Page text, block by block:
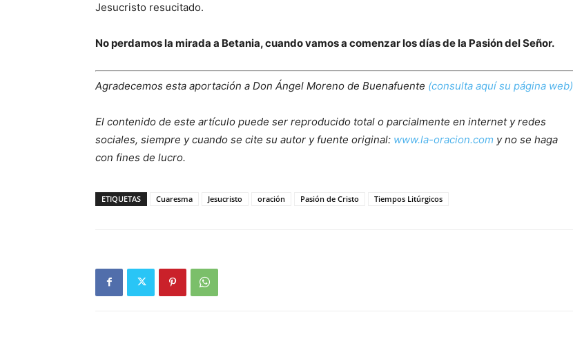
Jesucristo resucitado.
No perdamos la mirada a Betania, cuando vamos a comenzar los días de la Pasión del Señor.
Agradecemos esta aportación a Don Ángel Moreno de Buenafuente (consulta aquí su página web)
El contenido de este artículo puede ser reproducido total o parcialmente en internet y redes
sociales, siempre y cuando se cite su autor y fuente original: www.la-oracion.com y no se haga
con fines de lucro.
ETIQUETAS Cuaresma Jesucristo oración Pasión de Cristo Tiempos Litúrgicos